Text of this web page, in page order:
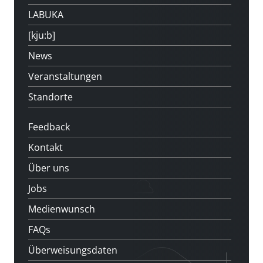
LABUKA
[kju:b]
News
Veranstaltungen
Standorte
Feedback
Kontakt
Über uns
Jobs
Medienwunsch
FAQs
Überweisungsdaten